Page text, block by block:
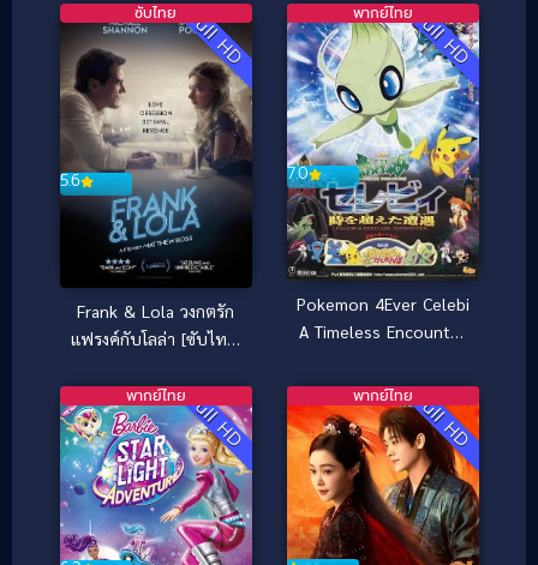
Full HD
5.6
ซับไทย
Frank & Lola วงกตรัก
แฟรงค์กับโลล่า [ซับไทย]
Full HD
7.0
พากย์ไทย
Pokemon 4Ever Celebi
A Timeless Encounter
ตอน ย้อนเวลาตามล่าเซ
เลบี
Full HD
พากย์ไทย Full HD
พากย์ไทย